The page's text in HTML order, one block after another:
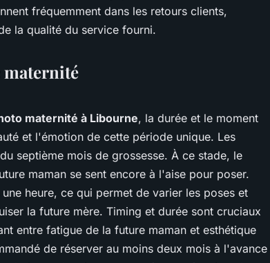
fréquemment dans les retours clients,
la qualité du service fourni.
maternité
maternité à Libourne, la durée et le moment
et l'émotion de cette période unique. Les
septième mois de grossesse. À ce stade, le
maman se sent encore à l'aise pour poser.
heure, ce qui permet de varier les poses et
la future mère. Timing et durée sont cruciaux
entre fatigue de la future maman et esthétique
de réserver au moins deux mois à l'avance